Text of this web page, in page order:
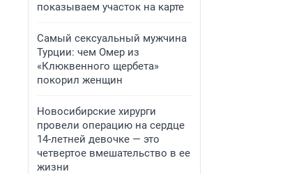
показываем участок на карте
Самый сексуальный мужчина
Турции: чем Омер из
«Клюквенного щербета»
покорил женщин
Новосибирские хирурги
провели операцию на сердце
14-летней девочке — это
четвертое вмешательство в ее
жизни